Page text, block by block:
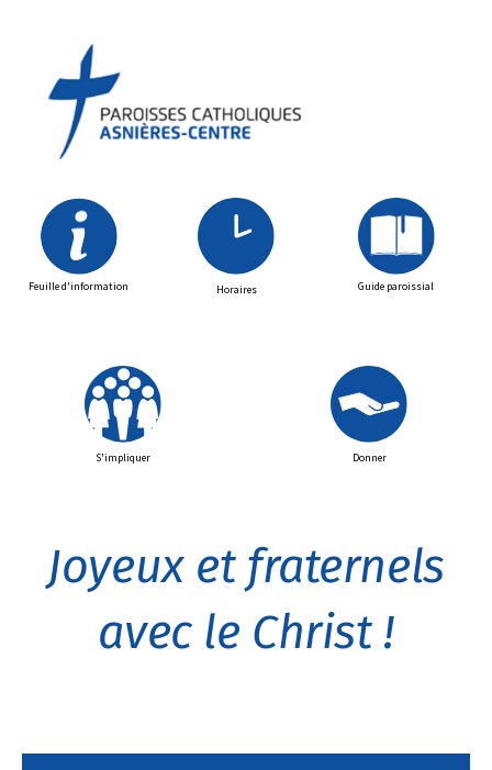
Feuille d'information Horaires Guide paroissial
S'impliquer Donner
Joyeux et fraternels
avec le Christ !